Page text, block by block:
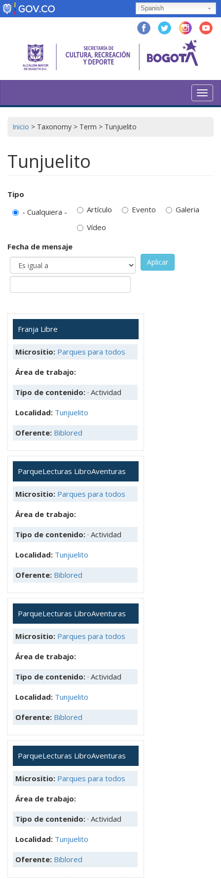
Pasar
al
Spanish
Inicio > Taxonomy > Term > Tunjuelito
Tunjuelito
Tipo
- Cualquiera -
Artículo Evento
Galeria
Vídeo
Fecha de mensaje
Aplicar
Franja Libre
Micrositio: Parques para todos
Área de trabajo:
Tipo de contenido: · Actividad
Localidad: Tunjuelito
Oferente: Biblored
ParqueLecturas LibroAventuras
Micrositio: Parques para todos
Área de trabajo:
Tipo de contenido: · Actividad
Localidad: Tunjuelito
Oferente: Biblored
ParqueLecturas LibroAventuras
Micrositio: Parques para todos
Área de trabajo:
Tipo de contenido: · Actividad
Localidad: Tunjuelito
Oferente: Biblored
ParqueLecturas LibroAventuras
Micrositio: Parques para todos
Área de trabajo:
Tipo de contenido: · Actividad
Localidad: Tunjuelito
Oferente: Biblored